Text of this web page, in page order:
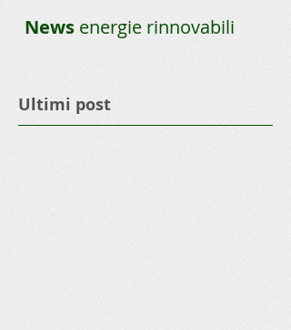
News energie rinnovabili
Ultimi post